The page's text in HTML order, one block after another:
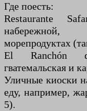
Где поесть:
Restaurante
набережной,
морепродуктах
El Ranchón
гватемальская и
Уличные киоски
еду, например,
5).